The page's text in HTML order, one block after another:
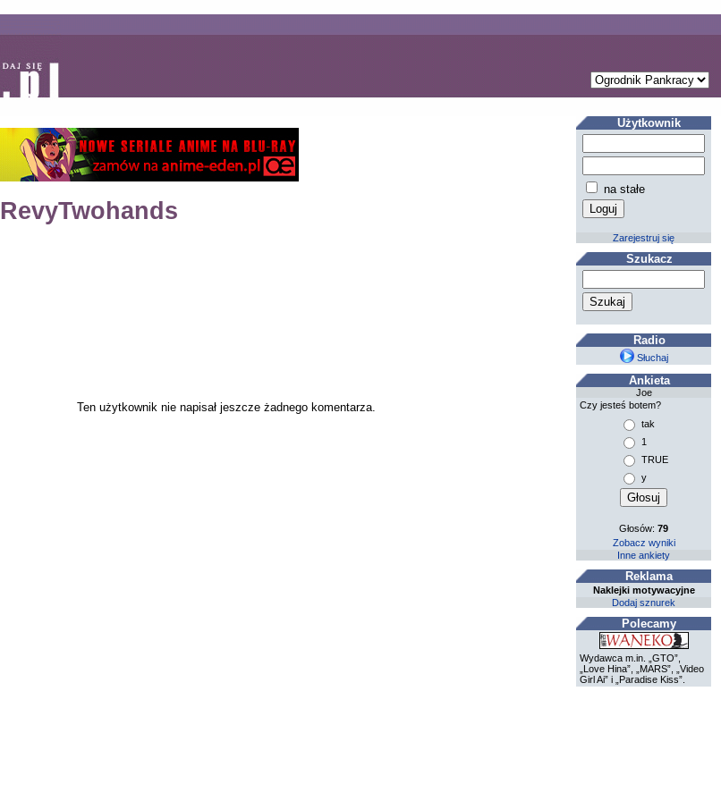
RevyTwohands
Ten użytkownik nie napisał jeszcze żadnego komentarza.
Użytkownik
na stałe
Zarejestruj się
Szukacz
Radio
Słuchaj
Ankieta
Joe
Czy jesteś botem?
tak
1
TRUE
y
Głosów:79
Zobacz wyniki
Inne ankiety
Reklama
Naklejki motywacyjne
Dodaj sznurek
Polecamy
Wydawca m.in. „GTO”,
„Love Hina”, „MARS”, „Video
Girl Ai” i „Paradise Kiss”.